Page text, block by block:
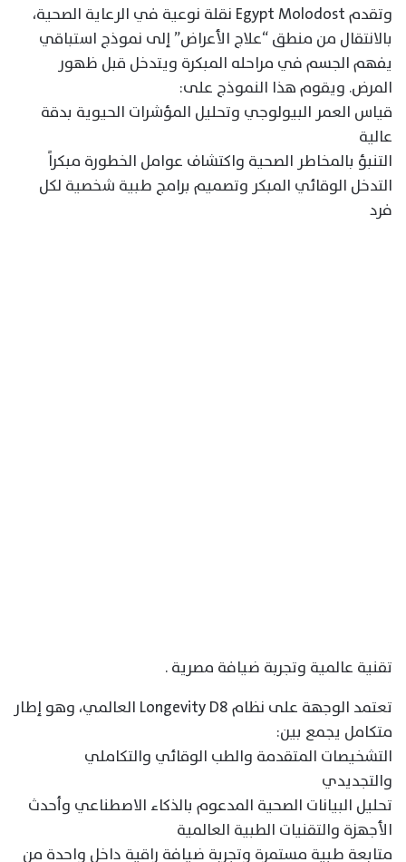
وتقدم Egypt Molodost نقلة نوعية في الرعاية الصحية،
بالانتقال من منطق “علاج الأعراض” إلى نموذج استباقي
يفهم الجسم في مراحله المبكرة ويتدخل قبل ظهور
المرض. ويقوم هذا النموذج على:
قياس العمر البيولوجي وتحليل المؤشرات الحيوية بدقة
عالية
التنبؤ بالمخاطر الصحية واكتشاف عوامل الخطورة مبكراً
التدخل الوقائي المبكر وتصميم برامج طبية شخصية لكل
فرد
تقنية عالمية وتجربة ضيافة مصرية .
تعتمد الوجهة على نظام Longevity D8 العالمي، وهو إطار
متكامل يجمع بين:
التشخيصات المتقدمة والطب الوقائي والتكاملي
والتجديدي
تحليل البيانات الصحية المدعوم بالذكاء الاصطناعي وأحدث
الأجهزة والتقنيات الطبية العالمية
متابعة طبية مستمرة وتجربة ضيافة راقية داخل واحدة من